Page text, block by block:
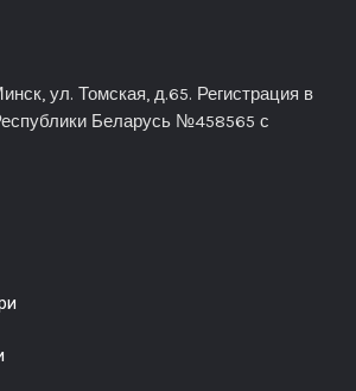
ул. Томская, д.65. Регистрация в
Беларусь №458565 с